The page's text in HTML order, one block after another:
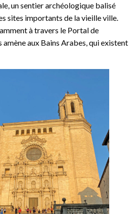
un sentier archéologique balisé
sites importants de la vieille ville.
à travers le Portal de
aux Bains Arabes, qui existent